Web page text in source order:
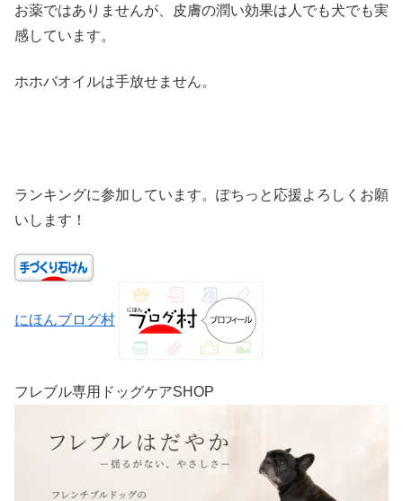
お薬ではありませんが、皮膚の潤い効果は人でも犬でも実
感しています。
ホホバオイルは手放せません。
ランキングに参加しています。ぽちっと応援よろしくお願
いします！
にほんブログ村
フレブル専用ドッグケアSHOP